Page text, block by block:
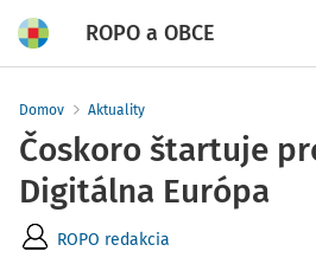
ROPO a OBCE
Domov Aktuality
Čoskoro štartuje
Digitálna Európa
ROPO redakcia